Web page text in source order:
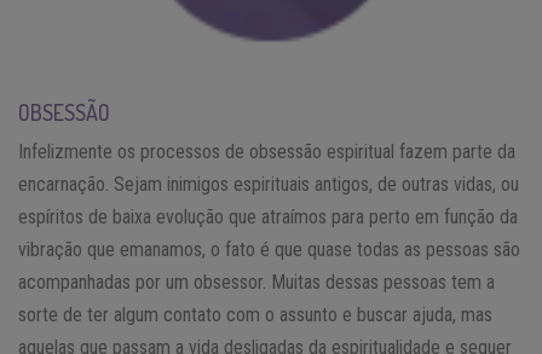
OBSESSÃO
Infelizmente os processos de obsessão espiritual fazem parte da
encarnação. Sejam inimigos espirituais antigos, de outras vidas, ou
espíritos de baixa evolução que atraímos para perto em função da
vibração que emanamos, o fato é que quase todas as pessoas são
acompanhadas por um obsessor. Muitas dessas pessoas tem a
sorte de ter algum contato com o assunto e buscar ajuda, mas
aquelas que passam a vida desligadas da espiritualidade e sequer